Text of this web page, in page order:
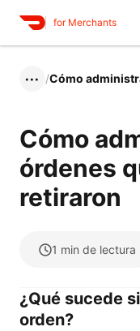
for Merchants
••• /Cómo
Cómo
órdenes
retiraron
1 min de lectura
¿Qué sucede
orden?